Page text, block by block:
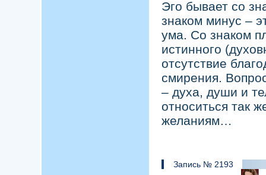
Эго бывает со
знаком минус –
ума. Со знаком
истинного
отсутствие
смирения.
– духа, души и
относиться так
желаниям…
Запись № 2193